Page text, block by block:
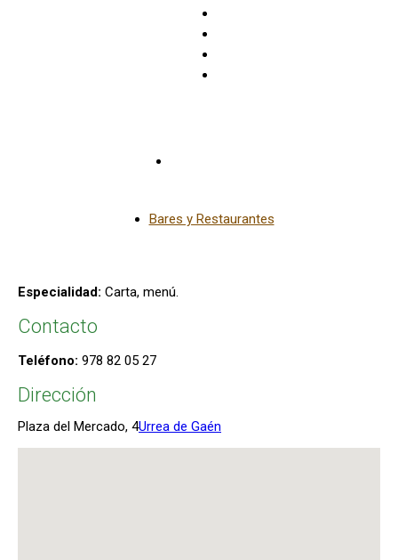
Bares y Restaurantes
Especialidad: Carta, menú.
Contacto
Teléfono: 978 82 05 27
Dirección
Plaza del Mercado, 4Urrea de Gaén